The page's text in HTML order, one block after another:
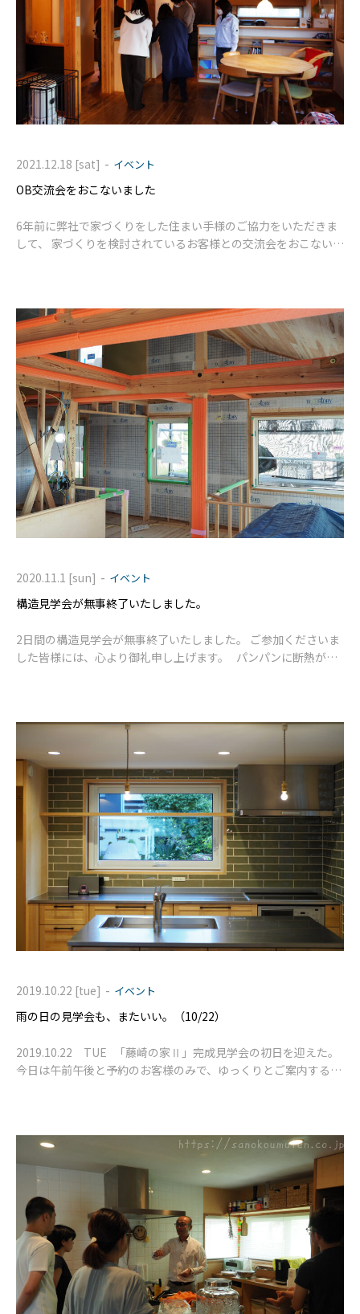
OB交流会をおこないました
2021.12.18 [sat] - イベント
6年前に弊社で家づくりをした住まい手様のご協力をいただきま
して、 家づくりを検討されているお客様との交流会をおこないま
構造見学会が無事終了いたしました。
2020.11.1 [sun] - イベント
2日間の構造見学会が無事終了いたしました。 ご参加くださいま
した皆様には、心より御礼申し上げます。 パンパンに断熱が充
雨の日の見学会も、またいい。（10/22）
2019.10.22 [tue] - イベント
2019.10.22 TUE 「藤崎の家Ⅱ」完成見学会の初日を迎えた。
今日は午前午後と予約のお客様のみで、ゆっくりとご案内するこ